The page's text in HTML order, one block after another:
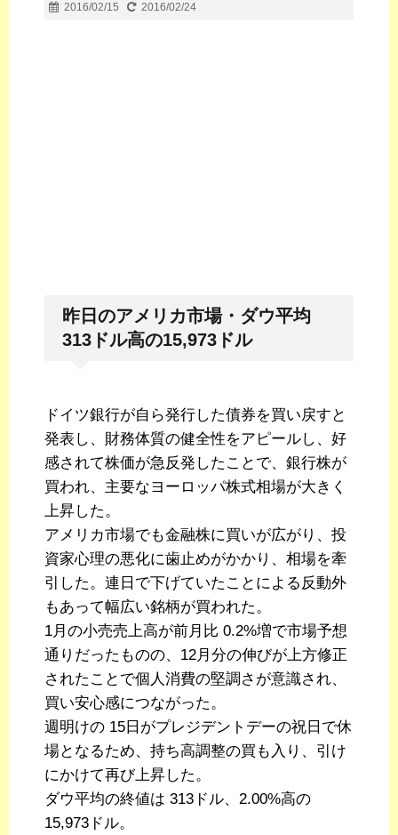
2016/02/15 2016/02/24
昨日のアメリカ市場・ダウ平均
313ドル高の15,973ドル
ドイツ銀行が自ら発行した債券を買い戻すと
発表し、財務体質の健全性をアピールし、好
感されて株価が急反発したことで、銀行株が
買われ、主要なヨーロッパ株式相場が大きく
上昇した。
アメリカ市場でも金融株に買いが広がり、投
資家心理の悪化に歯止めがかかり、相場を牽
引した。連日で下げていたことによる反動外
もあって幅広い銘柄が買われた。
1月の小売売上高が前月比 0.2%増で市場予想
通りだったものの、12月分の伸びが上方修正
されたことで個人消費の堅調さが意識され、
買い安心感につながった。
週明けの 15日がプレジデントデーの祝日で休
場となるため、持ち高調整の買も入り、引け
にかけて再び上昇した。
ダウ平均の終値は 313ドル、2.00%高の
15,973ドル。